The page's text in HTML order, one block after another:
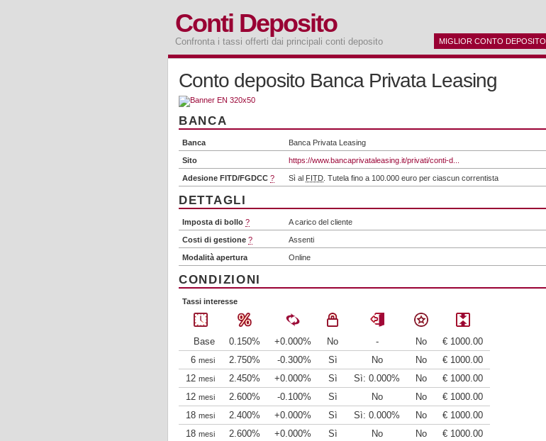
Conti Deposito
Confronta i tassi offerti dai principali conti deposito MIGLIOR CONTO DEPOSITO
Conto deposito Banca Privata Leasing
BANCA
Banca Banca Privata Leasing
Sito https://www.bancaprivataleasing.it/privati/conti-d...
Adesione FITD/FGDCC ? Sì al FITD . Tutela fino a 100.000 euro per ciascun correntista
DETTAGLI
Imposta di bollo ? A carico del cliente
Costi di gestione ? Assenti
Modalità apertura Online
CONDIZIONI
Tassi interesse
Base 0.150% +0.000% No - No
€ 1000.00
6 mesi 2.750% -0.300% Sì No No
€ 1000.00
12 mesi 2.450% +0.000% Sì Sì: 0.000% No
€ 1000.00
12 mesi 2.600% -0.100% Sì No No
€ 1000.00
18 mesi 2.400% +0.000% Sì Sì: 0.000% No
€ 1000.00
18 mesi 2.600% +0.000% Sì No No
€ 1000.00